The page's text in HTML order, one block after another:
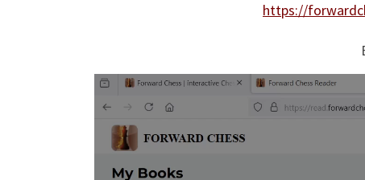
https://